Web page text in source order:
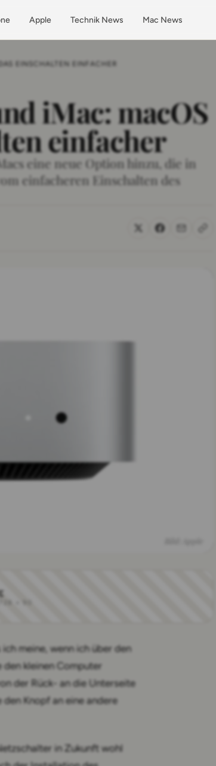
Apple Technik News Mac News
EINSCHALTEN EINFACHER
iMac: macOS
einfacher
eine neue Option hinzu, die in
einfacheren Einschalten des
meine, wenn ich über den
den kleinen Computer
der Rück- an die Unterseite
den Knopf an eine andere
in Zukunft wohl